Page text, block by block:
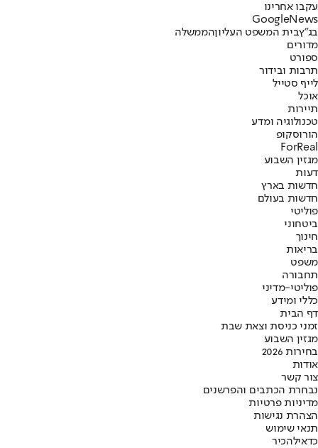
עקבו אחרינו
Googl eNews
בג"ץבית המשפט העליוןהממשלה
מדורים
ספורט
תרבות ובידור
לייף סטייל
אוכל
תיירות
טכנולוגיה ומדע
הורוסקופ
ForReal
מגזין השבוע
דעות
חדשות בארץ
חדשות בעולם
פוליטי
ביטחוני
חינוך
בריאות
משפט
תחבורה
פוליטי-מדיני
כללי ומידע
דף הבית
זמני כניסת וצאת שבת
מגזין השבוע
בחירות 2026
אודות
צור קשר
נבחרת הכתבים והפרשנים
מדיניות פרטיות
הצהרת נגישות
תנאי שימוש
כדאילהכיר